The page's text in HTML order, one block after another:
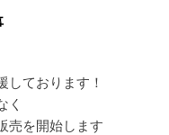
しております！
く
売を開始します